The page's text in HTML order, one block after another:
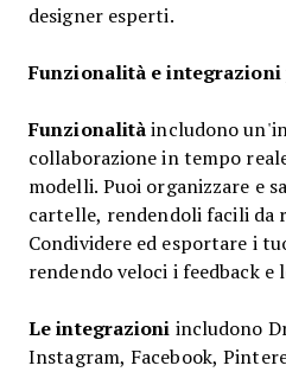
designer esperti.
Funzionalità e
Funzionalitàincludono
collaborazione in tempo
modelli. Puoi organizzare e
cartelle, rendendoli facili da
Condividere ed esportare i
rendendo veloci i feedback e
Le integrazioni includono
Instagram, Facebook,